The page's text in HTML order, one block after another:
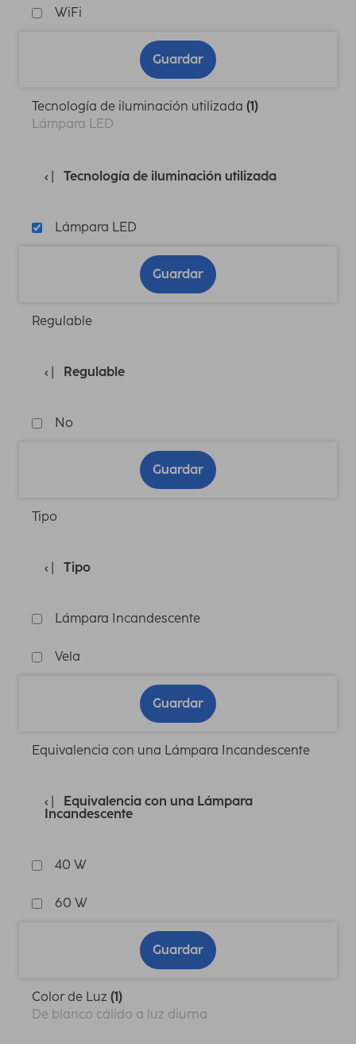
WiFi
Guardar
Tecnología de iluminación utilizada (1)
Lámpara LED
Tecnología de iluminación utilizada
Lámpara LED
Guardar
Regulable
Regulable
No
Guardar
Tipo
Tipo
Lámpara Incandescente
Vela
Guardar
Equivalencia con una Lámpara Incandescente
Equivalencia con una Lámpara
Incandescente
40 W
60 W
Guardar
Color de Luz (1)
De blanco cálido a luz diurna